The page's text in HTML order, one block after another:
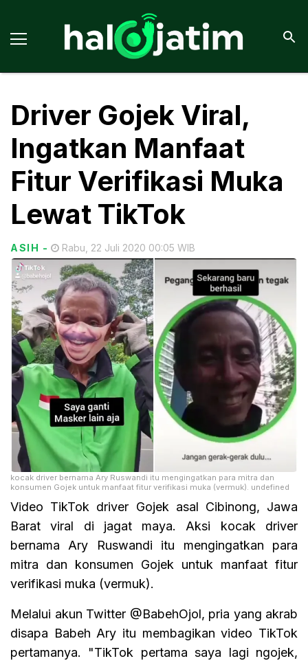
Driver Gojek Viral,
Ingatkan Manfaat
Fitur Verifikasi Muka
Lewat TikTok
ASIH - Rabu, 22 Juli 2020 00:05 WIB
kocak driver bernama Ary Ruswandi itu mengingatkan para mitra dan
konsumen Gojek untuk manfaat fitur verifikasi muka (vermuk). undefined
Video TikTok driver Gojek asal Cibinong, Jawa
Barat viral di jagat maya. Aksi kocak driver
bernama Ary Ruswandi itu mengingatkan para
mitra dan konsumen Gojek untuk manfaat fitur
verifikasi muka (vermuk).
Melalui akun Twitter @BabehOjol, pria yang akrab
disapa Babeh Ary itu membagikan video TikTok
pertamanya. "TikTok pertama saya lagi ngojek,